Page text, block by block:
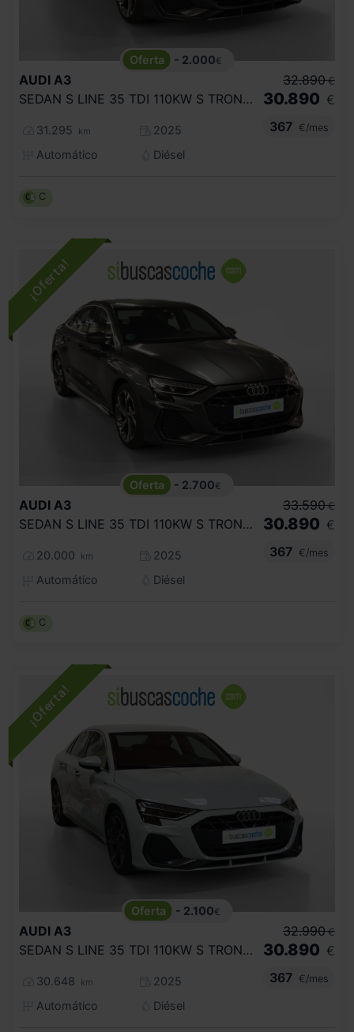
- 2.000€
AUDI A3
SEDAN S LINE 35 TDI 110KW S TRONIC
31.295 km
2025
Automático
Diésel
32.890 €
30.890 €
367
€/mes
C
- 2.700€
AUDI A3
SEDAN S LINE 35 TDI 110KW S TRONIC
20.000 km
2025
Automático
Diésel
33.590 €
30.890 €
367
€/mes
C
- 2.100€
AUDI A3
SEDAN S LINE 35 TDI 110KW S TRONIC
30.648 km
2025
Automático
Diésel
32.990 €
30.890 €
367
€/mes